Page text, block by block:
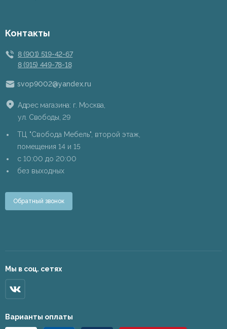
Контакты
8 (901) 519-42-67
8 (915) 449-78-18
svop9002@yandex.ru
Адрес магазина: г. Москва,
ул. Свободы, 29
ТЦ "Свобода Мебель", второй этаж,
помещения 14 и 15
c 10:00 до 20:00
без выходных
Обратный звонок
Мы в соц. сетях
Варианты оплаты